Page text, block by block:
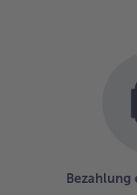
Bezahlung